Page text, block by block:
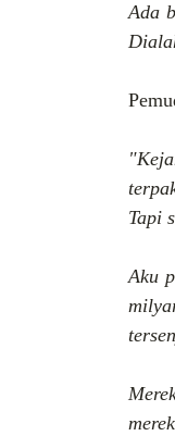
Ada
Tapi
Aku